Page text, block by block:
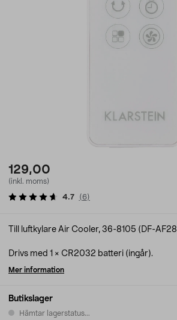
129,00
(inkl. moms)
4.7 (6)
Butikslager
Hämtar lagerstatus...
Till luftkylare Air Cooler, 36-8105 (DF-
Drivs med 1 × CR2032 batteri (ingår).
Mer information